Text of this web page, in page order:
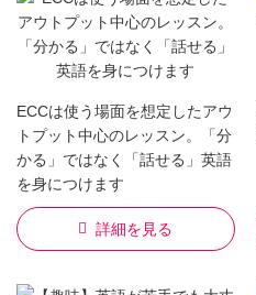
ECCは使う場面を想定したアウ
トプット中心のレッスン。「分
かる」ではなく「話せる」英語
を身につけます
詳細を見る